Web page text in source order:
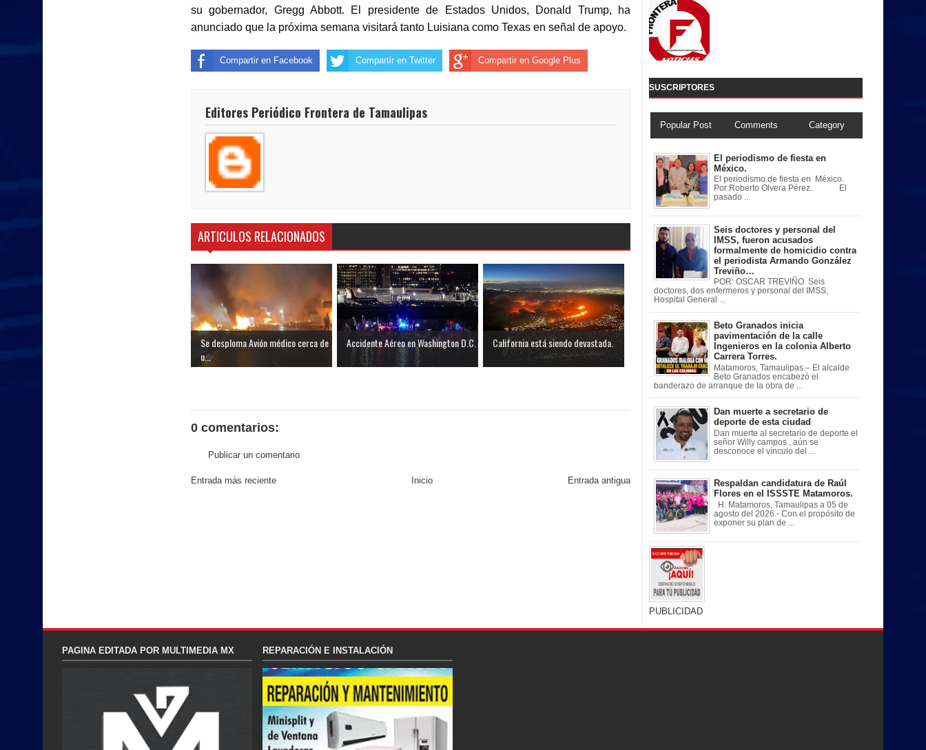
su gobernador, Gregg Abbott. El presidente de Estados Unidos, Donald Trump, ha
anunciado que la próxima semana visitará tanto Luisiana como Texas en señal de apoyo.
Compartir en Facebook Compartir en Twitter Compartir en Google Plus
Editores Periódico Frontera de Tamaulipas
ARTICULOS RELACIONADOS
Se desploma Avión médico cerca de
u...
Accidente Aéreo en Washington D.C. California está siendo devastada.
0 comentarios:
Publicar un comentario
Entrada más reciente Entrada antigua
Inicio
SUSCRIPTORES
Popular Post Comments Category
El periodismo de fiesta en
México.
El periodismo de fiesta en México.
Por:Roberto Olvera Pérez. El
pasado ...
Seis doctores y personal del
IMSS, fueron acusados
formalmente de homicidio contra
el periodista Armando González
Treviño…
POR: OSCAR TREVIÑO Seis
doctores, dos enfermeros y personal del IMSS,
Hospital General ...
Beto Granados inicia
pavimentación de la calle
Ingenieros en la colonia Alberto
Carrera Torres.
Matamoros, Tamaulipas.– El alcalde
Beto Granados encabezó el
banderazo de arranque de la obra de ...
Dan muerte a secretario de
deporte de esta ciudad
Dan muerte al secretario de deporte el
señor Willy campos , aún se
desconoce el vínculo del ...
Respaldan candidatura de Raúl
Flores en el ISSSTE Matamoros.
H. Matamoros, Tamaulipas a 05 de
agosto del 2026.- Con el propósito de
exponer su plan de ...
PUBLICIDAD
PAGINA EDITADA POR MULTIMEDIA MX REPARACIÓN E INSTALACIÓN